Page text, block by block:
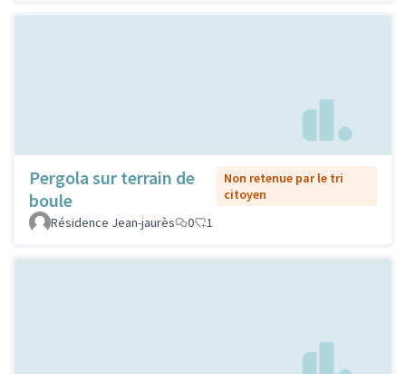
Pergola sur terrain de
boule
Non retenue par le tri
citoyen
Résidence Jean-jaurès
0 1